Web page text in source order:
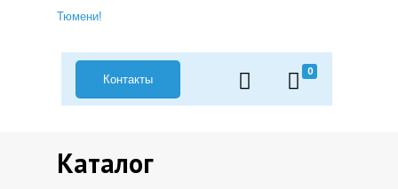
0
Контакты
Каталог